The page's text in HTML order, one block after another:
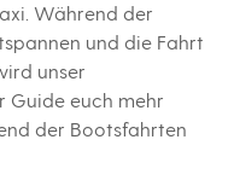
Während der
und die Fahrt
unser
Guide euch mehr
der Bootsfahrten